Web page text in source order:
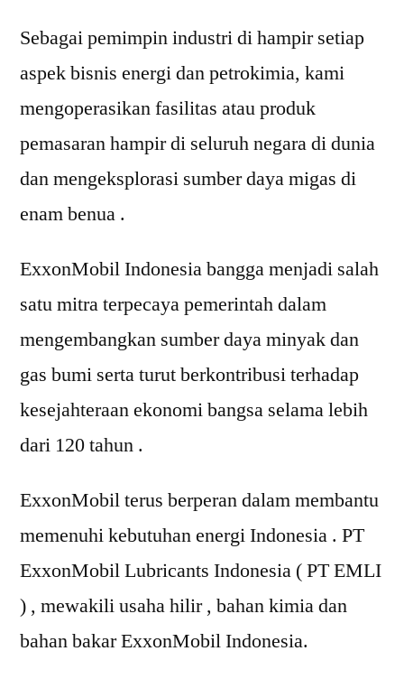
Sebagai pemimpin industri di hampir setiap
aspek bisnis energi dan petrokimia, kami
mengoperasikan fasilitas atau produk
pemasaran hampir di seluruh negara di dunia
dan mengeksplorasi sumber daya migas di
enam benua .
ExxonMobil Indonesia bangga menjadi salah
satu mitra terpecaya pemerintah dalam
mengembangkan sumber daya minyak dan
gas bumi serta turut berkontribusi terhadap
kesejahteraan ekonomi bangsa selama lebih
dari 120 tahun .
ExxonMobil terus berperan dalam membantu
memenuhi kebutuhan energi Indonesia . PT
ExxonMobil Lubricants Indonesia ( PT EMLI
) , mewakili usaha hilir , bahan kimia dan
bahan bakar ExxonMobil Indonesia.